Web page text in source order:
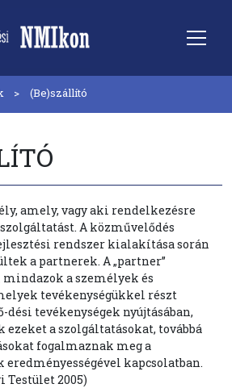
(Be)szállító
amely, vagy aki rendelkezésre
A közművelődés
rendszer kialakítása során
a partnerek. A „partner”
a személyek és
tevékenységükkel részt
tevékenységek nyújtásában,
a szolgáltatásokat, továbbá
fogalmaznak meg a
eredményességével kapcsolatban.
Testület 2005)